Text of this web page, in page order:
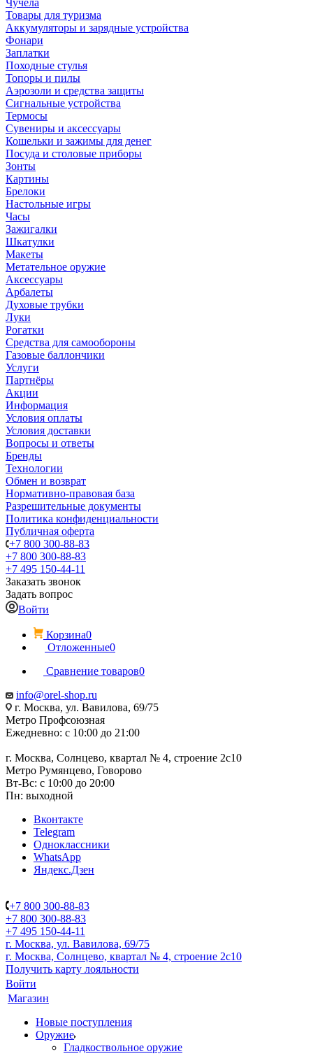
Чучела
Товары для туризма
Аккумуляторы и зарядные устройства
Фонари
Заплатки
Походные стулья
Топоры и пилы
Аэрозоли и средства защиты
Сигнальные устройства
Термосы
Сувениры и аксессуары
Кошельки и зажимы для денег
Посуда и столовые приборы
Зонты
Картины
Брелоки
Настольные игры
Часы
Зажигалки
Шкатулки
Макеты
Метательное оружие
Аксессуары
Арбалеты
Духовые трубки
Луки
Рогатки
Средства для самообороны
Газовые баллончики
Услуги
Партнёры
Акции
Информация
Условия оплаты
Условия доставки
Вопросы и ответы
Бренды
Технологии
Обмен и возврат
Нормативно-правовая база
Разрешительные документы
Политика конфиденциальности
Публичная оферта
+7 800 300-88-83
+7 800 300-88-83
+7 495 150-44-11
Заказать звонок
Задать вопрос
Войти
Корзина0
Отложенные0
Сравнение товаров0
info@orel-shop.ru
г. Москва, ул. Вавилова, 69/75
Метро Профсоюзная
Ежедневно: с 10:00 до 21:00
г. Москва, Солнцево, квартал № 4, строение 2с10
Метро Румянцево, Говорово
Вт-Вс: с 10:00 до 20:00
Пн: выходной
Вконтакте
Telegram
Одноклассники
WhatsApp
Яндекс.Дзен
+7 800 300-88-83
+7 800 300-88-83
+7 495 150-44-11
г. Москва, ул. Вавилова, 69/75
г. Москва, Солнцево, квартал № 4, строение 2с10
Получить карту лояльности
Войти
Магазин
Новые поступления
Оружие
Гладкоствольное оружие